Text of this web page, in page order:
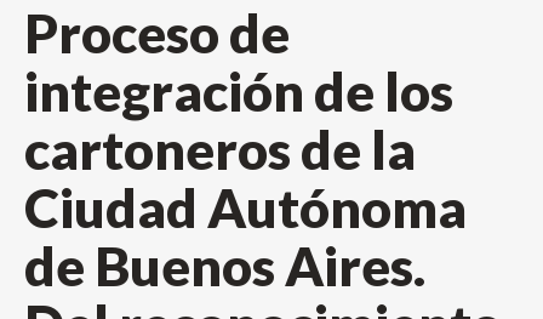
Proceso de
integración de los
cartoneros de la
Ciudad Autónoma
de Buenos Aires.